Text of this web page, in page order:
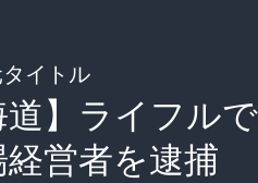
イトル
道】ライフル
経営者を逮捕